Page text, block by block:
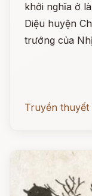
khởi nghĩa ở
Diệu huyện
trướng của
Truyền thuyết